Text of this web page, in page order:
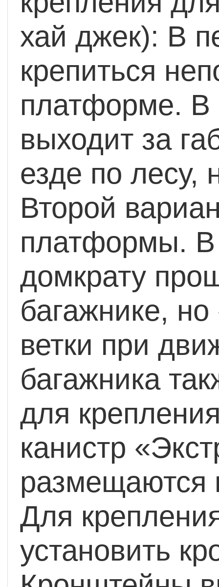
хай джек): В
крепиться
платформе. В
выходит за
езде по лесу,
Второй
платформы. В
домкрату
багажнике,
ветки при
багажника
для
канистр
размещаются
Для
установить